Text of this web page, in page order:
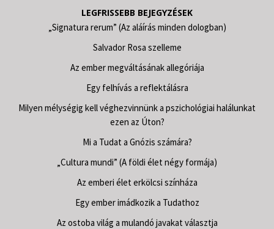
LEGFRISSEBB BEJEGYZÉSEK
„Signatura rerum” (Az aláírás minden dologban)
Salvador Rosa szelleme
Az ember megváltásának allegóriája
Egy felhívás a reflektálásra
Milyen mélységig kell véghezvinnünk a pszichológiai halálunkat
ezen az Úton?
Mi a Tudat a Gnózis számára?
„Cultura mundi” (A földi élet négy formája)
Az emberi élet erkölcsi színháza
Egy ember imádkozik a Tudathoz
Az ostoba világ a mulandó javakat választja